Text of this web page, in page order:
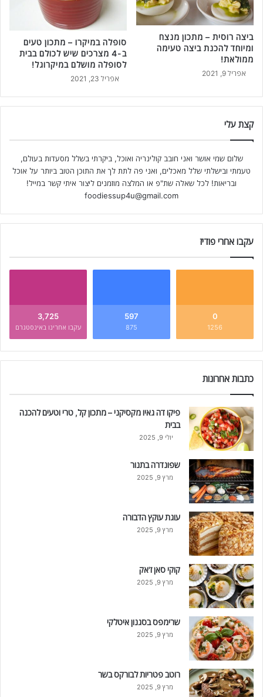
ביצה רוסית – מתכון מנצח
ומיוחד להכנת ביצה טעימה
ממולאת!
אפריל 9, 2021
סופלה במיקרו – מתכון טעים
ב-4 מצרכים שיש לכולם בבית
לסופלה מושלם במיקרוגל!
אפריל 23, 2021
קצת עלי
שלום שמי אושר ואני חובב קולינריה ואוכל, ביקרתי בשלל מסעדות בעולם,
טעמתי ובישלתי שלל מאכלים, ואני פה לתת לך את התוכן הטוב ביותר על אוכל
ובריאות! לכל שאלה שת"פ או המלצה מוזמנים ליצור איתי קשר במייל!
foodiessup4u@gmail.com
עקבו אחרי פודיז
0
1256
597
875
3,725
עקבו אחרינו באינסטגרם
כתבות אחרונות
פיקו דה גאיו מקסיקני – מתכון קל, טרי וטעים להכנה
בבית
יולי 9, 2025
שפונדרה בתנור
מרץ 9, 2025
עוגת עוקץ הדבורה
מרץ 9, 2025
קוקי סאן ז'אק
מרץ 9, 2025
שרימפס בסגנון איטלקי
מרץ 9, 2025
רוטב פטריות לבורקס בשר
מרץ 9, 2025